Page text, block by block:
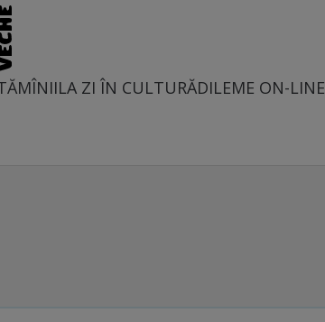
LA ZI ÎN CULTURĂDILEME ON-LINE